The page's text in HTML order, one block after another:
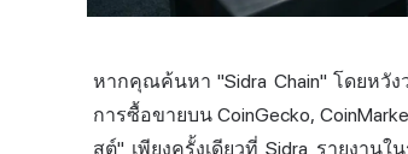
หากคุณค้นหา "Sidra Chain" โดยหวั
การซื้อขายบน CoinGecko,
สต์" เพียงครั้งเดียวที่ Sidra รายงาน